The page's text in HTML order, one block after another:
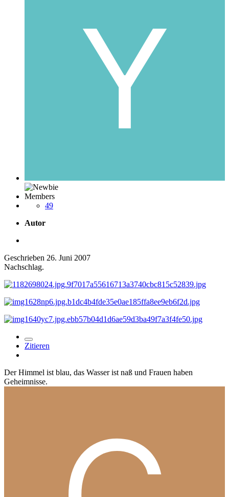
Members
49
Autor
Geschrieben 26. Juni 2007
Nachschlag.
Zitieren
Der Himmel ist blau, das Wasser ist naß und Frauen haben
Geheimnisse.